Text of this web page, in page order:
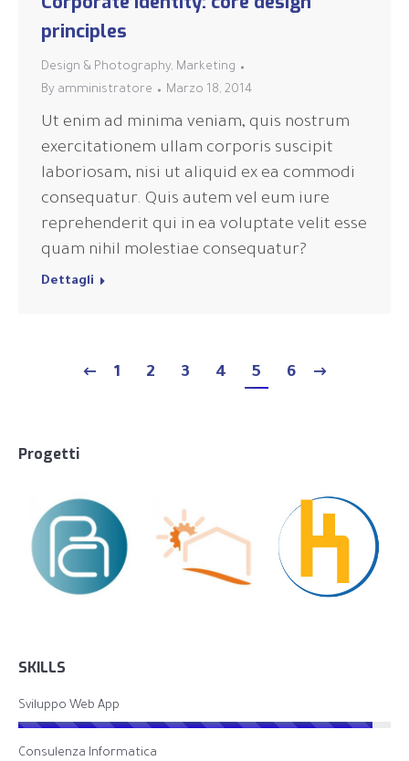
principles
Design & Photography, Marketing
By amministratore Marzo 18, 2014
Ut enim ad minima veniam, quis nostrum
exercitationem ullam corporis suscipit
laboriosam, nisi ut aliquid ex ea commodi
consequatur. Quis autem vel eum iure
reprehenderit qui in ea voluptate velit esse
quam nihil molestiae consequatur?
Dettagli
1 2 3 4 5 6
Progetti
SKILLS
Sviluppo Web App
Consulenza Informatica